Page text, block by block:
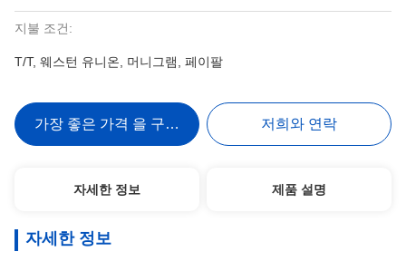
지불 조건:
T/T, 웨스턴 유니온, 머니그램, 페이팔
가장 좋은 가격 을 구하라 저희와 연락
자세한 정보 제품 설명
자세한 정보